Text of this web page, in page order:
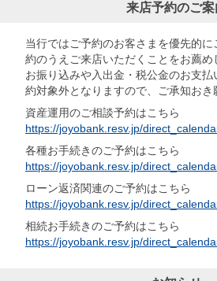
来店予約のご案
当行ではご予約のお客さまを優先的
約のうえご来店いただくことをお薦め
お振り込みや入出金・税公金のお支
約対象外となりますので、ご承知おき
資産運用のご相談予約はこちら
https://joyobank.resv.jp/
各種お手続きのご予約はこちら
https://joyobank.resv.jp/
ローン返済関連のご予約はこちら
https://joyobank.resv.jp/
相続お手続きのご予約はこちら
https://joyobank.resv.jp/